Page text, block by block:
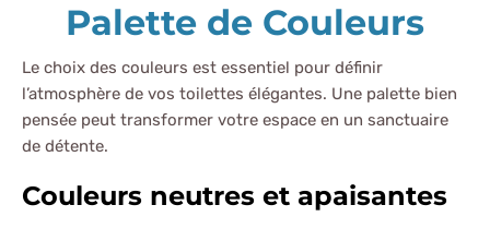
Palette de Couleurs
Le choix des couleurs est essentiel pour définir
l’atmosphère de vos toilettes élégantes. Une palette bien
pensée peut transformer votre espace en un sanctuaire
de détente.
Couleurs neutres et apaisantes